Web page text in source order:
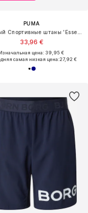
PUMA
33,96 €
Изначальная цена: 39,95 €
самая низкая цена:27,92 €